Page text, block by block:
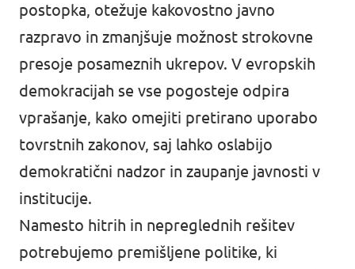
postopka, otežuje kakovostno javno
razpravo in zmanjšuje možnost strokovne
presoje posameznih ukrepov. V evropskih
demokracijah se vse pogosteje odpira
vprašanje, kako omejiti pretirano uporabo
tovrstnih zakonov, saj lahko oslabijo
demokratični nadzor in zaupanje javnosti v
institucije.
Namesto hitrih in nepreglednih rešitev
potrebujemo premišljene politike, ki